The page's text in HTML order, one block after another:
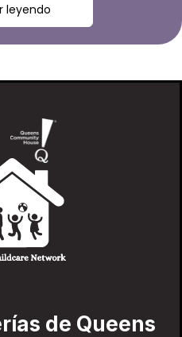
leyendo
de Queens